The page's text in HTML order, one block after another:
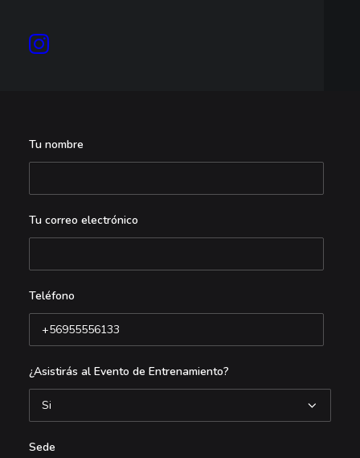
Tu nombre
Tu correo electrónico
Teléfono
¿Asistirás al Evento de Entrenamiento?
Sede